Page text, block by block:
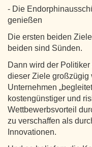
- Die
genießen
Die ersten beiden
beiden sind Sünden.
Dann wird der
dieser Ziele großzügig
Unternehmen
kostengünstiger und
Wettbewerbsvorteil
zu verschaffen als
Innovationen.